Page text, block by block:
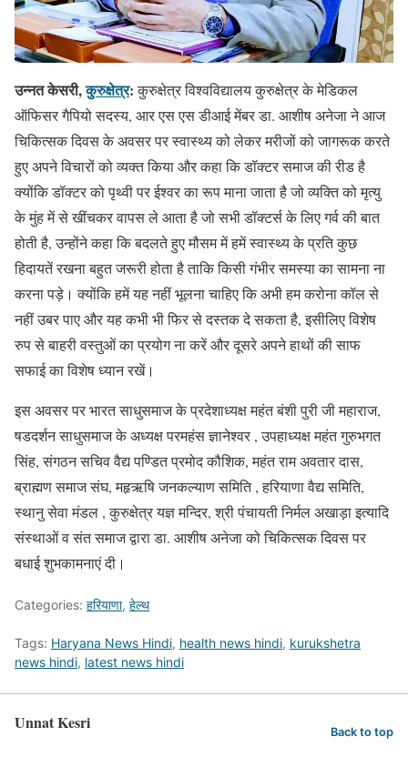
उन्नत केसरी,कुरुक्षेत्र:कुरुक्षेत्र विश्वविद्यालय कुरुक्षेत्र के मेडिकल
ऑफिसर गैपियो सदस्य, आर एस एस डीआई मेंबर डा. आशीष अनेजा ने आज
चिकित्सक दिवस के अवसर पर स्वास्थ्य को लेकर मरीजों को जागरूक करते
हुए अपने विचारों को व्यक्त किया और कहा कि डॉक्टर समाज की रीड है
क्योंकि डॉक्टर को पृथ्वी पर ईश्वर का रूप माना जाता है जो व्यक्ति को मृत्यु
के मुंह में से खींचकर वापस ले आता है जो सभी डॉक्टर्स के लिए गर्व की बात
होती है, उन्होंने कहा कि बदलते हुए मौसम में हमें स्वास्थ्य के प्रति कुछ
हिदायतें रखना बहुत जरूरी होता है ताकि किसी गंभीर समस्या का सामना ना
करना पड़े। क्योंकि हमें यह नहीं भूलना चाहिए कि अभी हम करोना कॉल से
नहीं उबर पाए और यह कभी भी फिर से दस्तक दे सकता है, इसीलिए विशेष
रुप से बाहरी वस्तुओं का प्रयोग ना करें और दूसरे अपने हाथों की साफ
सफाई का विशेष ध्यान रखें।
इस अवसर पर भारत साधुसमाज के प्रदेशाध्यक्ष महंत बंशी पुरी जी महाराज,
षडदर्शन साधुसमाज के अध्यक्ष परमहंस ज्ञानेश्वर , उपहाध्यक्ष महंत गुरुभगत
सिंह, संगठन सचिव वैद्य पण्डित प्रमोद कौशिक, महंत राम अवतार दास,
ब्राह्मण समाज संघ, महृऋषि जनकल्याण समिति , हरियाणा वैद्य समिति,
स्थानु सेवा मंडल , कुरुक्षेत्र यज्ञ मन्दिर, श्री पंचायती निर्मल अखाड़ा इत्यादि
संस्थाओं व संत समाज द्वारा डा. आशीष अनेजा को चिकित्सक दिवस पर
बधाई शुभकामनाएं दी।
Categories: हरियाणा, हेल्थ
Tags: Haryana News Hindi, health news hindi, kurukshetra
news hindi, latest news hindi
Unnat Kesri Back to top